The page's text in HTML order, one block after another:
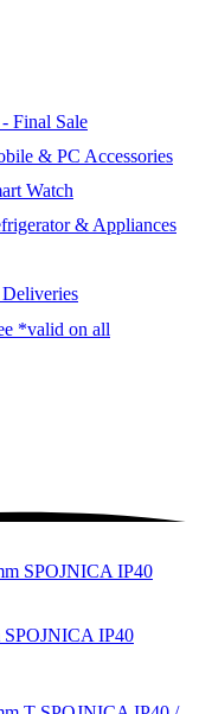
Final Sale
& PC Accessories
Watch
& Appliances
*valid on all
IP40